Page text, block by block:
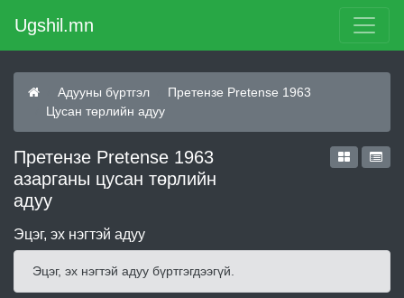
Ugshil.mn
Адууны бүртгэл
Претензе Pretense 1963
Цусан төрлийн адуу
Претензе Pretense 1963
азарганы цусан төрлийн
адуу
Эцэг, эх нэгтэй адуу
Эцэг, эх нэгтэй адуу бүртгэгдээгүй.